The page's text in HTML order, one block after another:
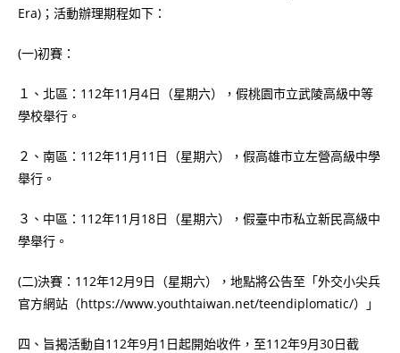
Era)；活動辦理期程如下：
(一)初賽：
１、北區：112年11月4日（星期六），假桃園市立武陵高級中等
學校舉行。
２、南區：112年11月11日（星期六），假高雄市立左營高級中學
舉行。
３、中區：112年11月18日（星期六），假臺中市私立新民高級中
學舉行。
(二)決賽：112年12月9日（星期六），地點將公告至「外交小尖兵
官方網站（https://www.youthtaiwan.net/teendiplomatic/）」
四、旨揭活動自112年9月1日起開始收件，至112年9月30日截